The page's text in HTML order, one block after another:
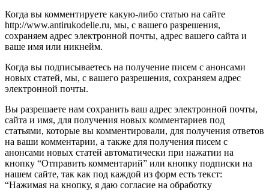
Когда вы комментируете какую-либо статью на сайте
http://www.antirukodelie.ru, мы, с вашего разрешения,
сохраняем адрес электронной почты, адрес вашего сайта и
ваше имя или никнейм.
Когда вы подписываетесь на получение писем с анонсами
новых статей, мы, с вашего разрешения, сохраняем адрес
электронной почты.
Вы разрешаете нам сохранить ваш адрес электронной почты,
сайта и имя, для получения новых комментариев под
статьями, которые вы комментировали, для получения ответов
на ваши комментарии, а также для получения писем с
анонсами новых статей автоматически при нажатии на
кнопку “Отправить комментарий” или кнопку подписки на
нашем сайте, так как под каждой из форм есть текст:
“Нажимая на кнопку, я даю согласие на обработку